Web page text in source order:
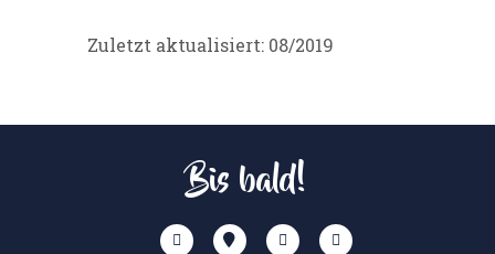
Zuletzt aktualisiert: 08/2019
Bis bald!